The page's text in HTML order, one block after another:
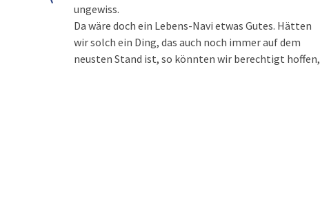
ungewiss.
Da wäre doch ein Lebens-Navi etwas Gutes. Hätten
wir solch ein Ding, das auch noch immer auf dem
neusten Stand ist, so könnten wir berechtigt hoffen,